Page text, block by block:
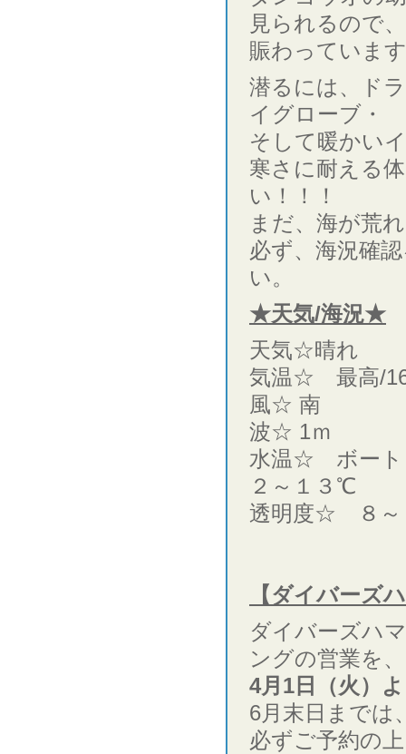
見られるので
賑わっていま
潜るには、ド
イグローブ・
そして暖かい
寒さに耐える
い！！！
まだ、海が荒
必ず、海況確
い。
★天気/海況★
天気☆晴れ
気温☆ 最高/
風☆ 南
波☆ 1ｍ
水温☆ ボート
２～１３℃
透明度☆ ８～
【ダイバーズ
ダイバーズハ
ングの営業を、
4月1日（火）
6月末日までは
必ずご予約の